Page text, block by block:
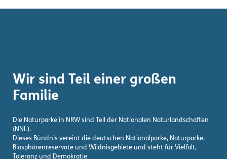
Wir sind Teil einer großen
Familie
Die Naturparke in NRW sind Teil der Nationalen Naturlandschaften
(NNL).
Dieses Bündnis vereint die deutschen Nationalparke, Naturparke,
Biosphärenreservate und Wildnisgebiete und steht für Vielfalt,
Toleranz und Demokratie.